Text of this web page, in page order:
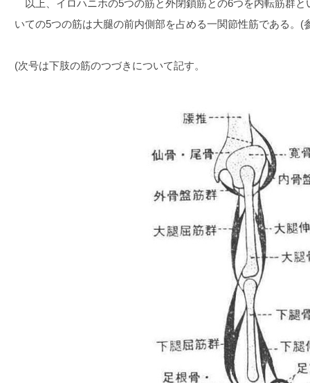
以上、イロハニホの5つの筋と外閉鎖筋との6つを内転筋群
いての5つの筋は大腿の前内側部を占める一関節性筋である。
(次号は下肢の筋のつづきについて記す。